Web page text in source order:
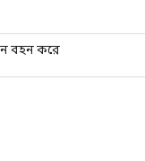
বহন করে